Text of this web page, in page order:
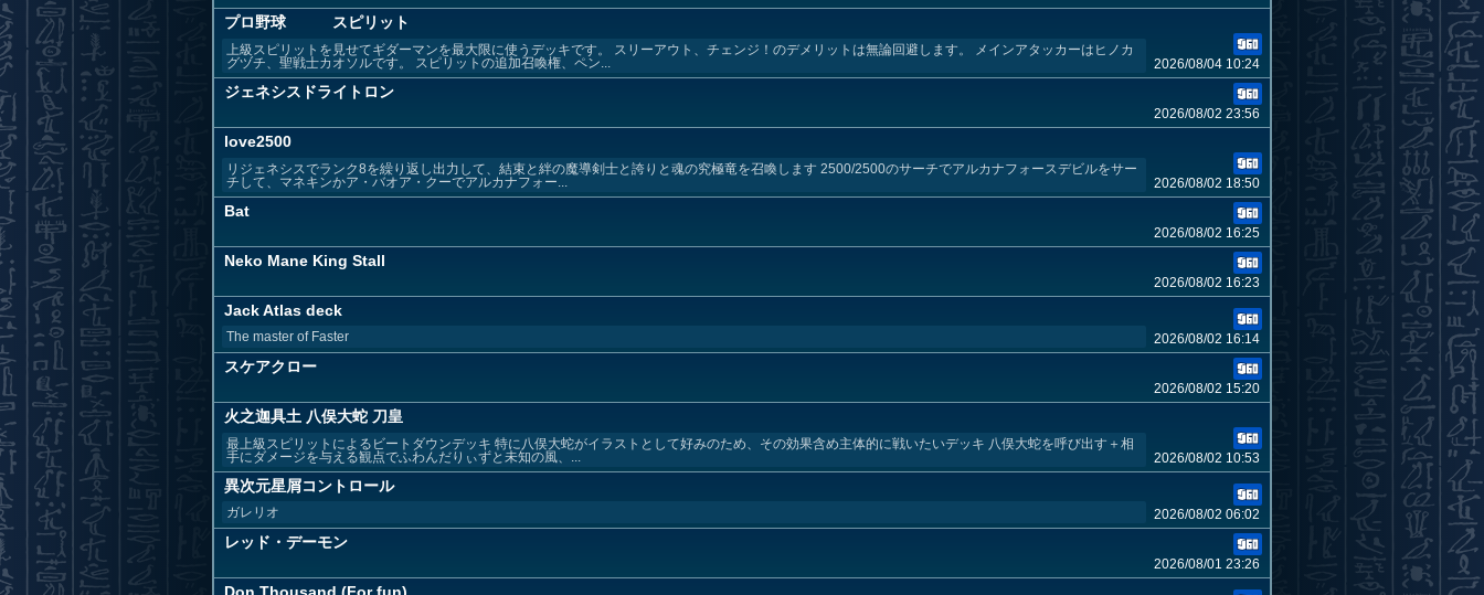
プロ野球 スピリット
上級スピリットを見せてギダーマンを最大限に使うデッキです。 スリーアウト、チェンジ！のデメリットは無論回避します。 メインアタッカーはヒノカ
グヅチ、聖戦士カオソルです。 スピリットの追加召喚権、ペン...
2026/08/04 10:24
ジェネシスドライトロン
2026/08/02 23:56
love2500
リジェネシスでランク8を繰り返し出力して、結束と絆の魔導剣士と誇りと魂の究極竜を召喚します 2500/2500のサーチでアルカナフォースデビルをサー
チして、マネキンかア・バオア・クーでアルカナフォー...
2026/08/02 18:50
Bat
2026/08/02 16:25
Neko Mane King Stall
2026/08/02 16:23
Jack Atlas deck
The master of Faster 2026/08/02 16:14
スケアクロー
2026/08/02 15:20
火之迦具土 八俣大蛇 刀皇
最上級スピリットによるビートダウンデッキ 特に八俣大蛇がイラストとして好みのため、その効果含め主体的に戦いたいデッキ 八俣大蛇を呼び出す＋相
手にダメージを与える観点でふわんだりぃずと未知の風、...
2026/08/02 10:53
異次元星屑コントロール
ガレリオ 2026/08/02 06:02
レッド・デーモン
2026/08/01 23:26